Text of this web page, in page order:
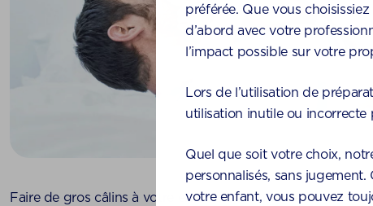
préférée. Que vous
d’abord avec votre
l’impact possible sur votre
Lors de l’utilisation de
utilisation inutile ou
Quel que soit votre choix,
personnalisés, sans
votre enfant, vous pouvez
Faire de gros câlins à votre enfant est non seulement